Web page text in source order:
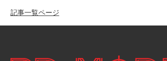
記事一覧ページ